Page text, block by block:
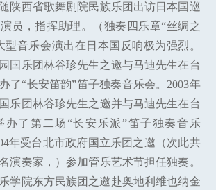
陕西省歌舞剧院民族乐团出访日本国巡
员，指挥助理。（独奏四乐章“丝绸之
型音乐会演出在日本国反响极为强烈。
国乐团林谷珍先生之邀与马迪先生在台
了“长安笛韵”笛子独奏音乐会。2003年
乐团林谷珍先生之邀并与马迪先生在台
办了第二场“长安乐派”笛子独奏音乐
年受台北市政府国立乐团之邀（次此共
演奏家，）参加管乐艺术节担任独奏。
学院东方民族团之邀赴奥地利维也纳金